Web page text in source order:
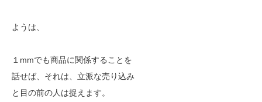
ようは、
１mmでも商品に関係することを
話せば、それは、立派な売り込み
と目の前の人は捉えます。